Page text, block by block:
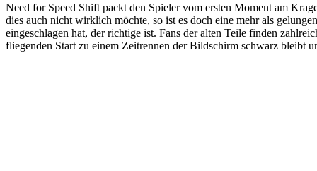
Need for Speed Shift packt den Spieler vom ersten Moment am
dies auch nicht wirklich möchte, so ist es doch eine mehr als
eingeschlagen hat, der richtige ist. Fans der alten Teile finden
fliegenden Start zu einem Zeitrennen der Bildschirm schwarz bleibt